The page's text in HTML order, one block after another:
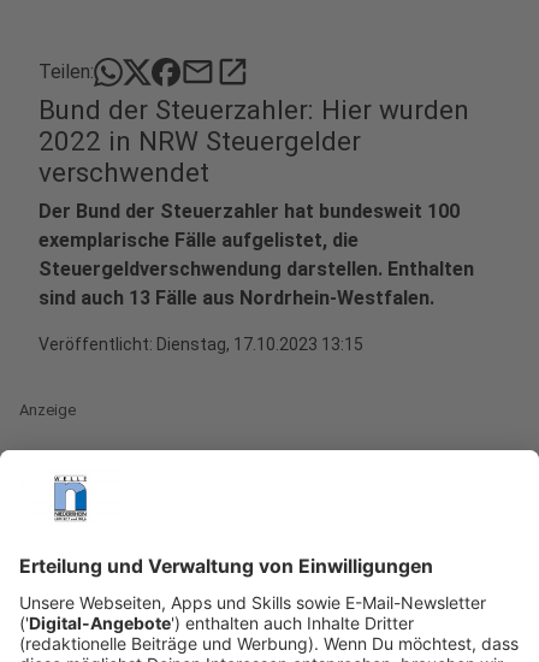
Teilen: mailopen_in_new
Bund der Steuerzahler: Hier wurden
2022 in NRW Steuergelder
verschwendet
Der Bund der Steuerzahler hat bundesweit 100
exemplarische Fälle aufgelistet, die
Steuergeldverschwendung darstellen. Enthalten
sind auch 13 Fälle aus Nordrhein-Westfalen.
Veröffentlicht: Dienstag, 17.10.2023 13:15
Anzeige
Steuerverschwendungen in NRW
Goldene Bänke:Unter der Überschrift "Vornehm
geht der Haushalt zugrunde" wirft der